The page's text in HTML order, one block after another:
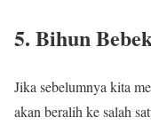
5. Bihun
Jika sebelumnya kita
akan beralih ke salah